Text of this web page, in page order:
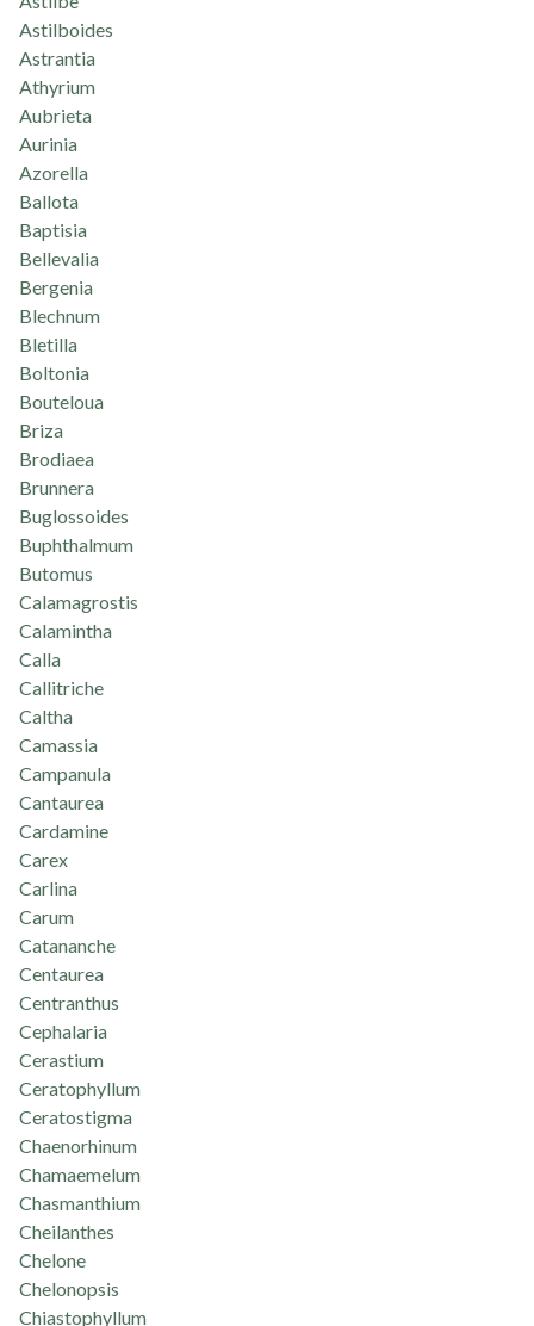
Astilboides
Astrantia
Athyrium
Aubrieta
Aurinia
Azorella
Ballota
Baptisia
Bellevalia
Bergenia
Blechnum
Bletilla
Boltonia
Bouteloua
Briza
Brodiaea
Brunnera
Buglossoides
Buphthalmum
Butomus
Calamagrostis
Calamintha
Calla
Callitriche
Caltha
Camassia
Campanula
Cantaurea
Cardamine
Carex
Carlina
Carum
Catananche
Centaurea
Centranthus
Cephalaria
Cerastium
Ceratophyllum
Ceratostigma
Chaenorhinum
Chamaemelum
Chasmanthium
Cheilanthes
Chelone
Chelonopsis
Chiastophyllum